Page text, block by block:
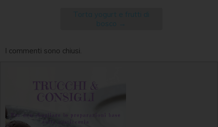
Torta yogurt e frutti di
bosco
→
I commenti sono chiusi.